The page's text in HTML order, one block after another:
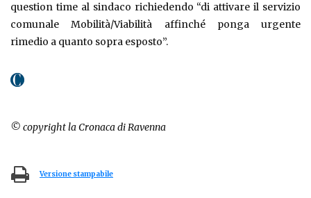
question time al sindaco richiedendo “di attivare il servizio
comunale Mobilità/Viabilità affinché ponga urgente
rimedio a quanto sopra esposto”.
© copyright la Cronaca di Ravenna
Versione stampabile